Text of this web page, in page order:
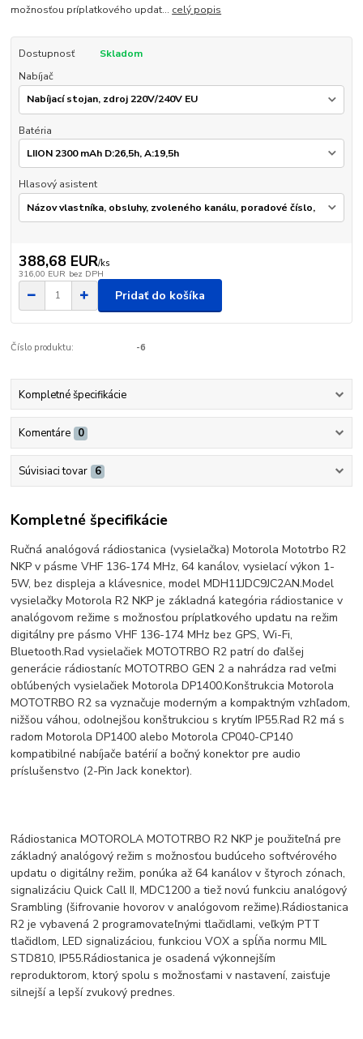
možnosťou príplatkového updat... celý popis
Dostupnosť
Skladom
Nabíjač
Batéria
Hlasový asistent
388,68 EUR/ks
316,00 EUR bez DPH
Pridať do košíka
Číslo produktu: -6
Kompletné špecifikácie
Komentáre 0
Súvisiaci tovar 6
Kompletné špecifikácie
Ručná analógová rádiostanica (vysielačka) Motorola Mototrbo R2
NKP v pásme VHF 136-174 MHz, 64 kanálov, vysielací výkon 1-
5W, bez displeja a klávesnice, model MDH11JDC9JC2AN.Model
vysielačky Motorola R2 NKP je základná kategória rádiostanice v
analógovom režime s možnosťou príplatkového updatu na režim
digitálny pre pásmo VHF 136-174 MHz bez GPS, Wi-Fi,
Bluetooth.Rad vysielačiek MOTOTRBO R2 patrí do ďalšej
generácie rádiostaníc MOTOTRBO GEN 2 a nahrádza rad veľmi
obľúbených vysielačiek Motorola DP1400.Konštrukcia Motorola
MOTOTRBO R2 sa vyznačuje moderným a kompaktným vzhľadom,
nižšou váhou, odolnejšou konštrukciou s krytím IP55.Rad R2 má s
radom Motorola DP1400 alebo Motorola CP040-CP140
kompatibilné nabíjače batérií a bočný konektor pre audio
príslušenstvo (2-Pin Jack konektor).
Rádiostanica MOTOROLA MOTOTRBO R2 NKP je použiteľná pre
základný analógový režim s možnosťou budúceho softvérového
updatu o digitálny režim, ponúka až 64 kanálov v štyroch zónach,
signalizáciu Quick Call II, MDC1200 a tiež novú funkciu analógový
Srambling (šifrovanie hovorov v analógovom režime).Rádiostanica
R2 je vybavená 2 programovateľnými tlačidlami, veľkým PTT
tlačidlom, LED signalizáciou, funkciou VOX a spĺňa normu MIL
STD810, IP55.Rádiostanica je osadená výkonnejším
reproduktorom, ktorý spolu s možnosťami v nastavení, zaisťuje
silnejší a lepší zvukový prednes.